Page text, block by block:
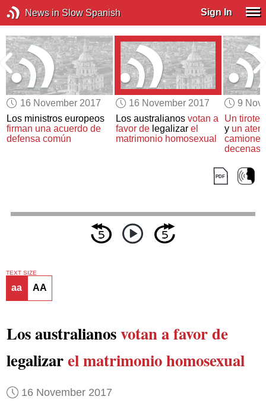
News in Slow Spanish Sign In
16 November 2017
Los ministros europeos
firman una acuerdo de
defensa común
16 November 2017
Los australianos votan a
favor delegalizar el
matrimonio homosexual
9
Un
y un
decenas
TEXT SIZE
aa AA
Los australianosvotan a favor de
legalizarel matrimonio homosexual
16 November 2017